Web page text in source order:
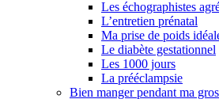
Les échographistes
L’entretien prénatal
Ma prise de poids
Le diabète gestationnel
Les 1000 jours
La prééclampsie
Bien manger pendant ma